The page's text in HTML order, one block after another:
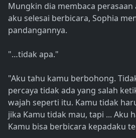
Mungkin dia membaca perasaan
aku selesai berbicara, Sophia
pandangannya.
"…tidak apa."
"Aku tahu kamu berbohong.
percaya tidak ada yang salah
wajah seperti itu. Kamu tidak
jika Kamu tidak mau, tapi ... Aku
Kamu bisa berbicara kepadaku